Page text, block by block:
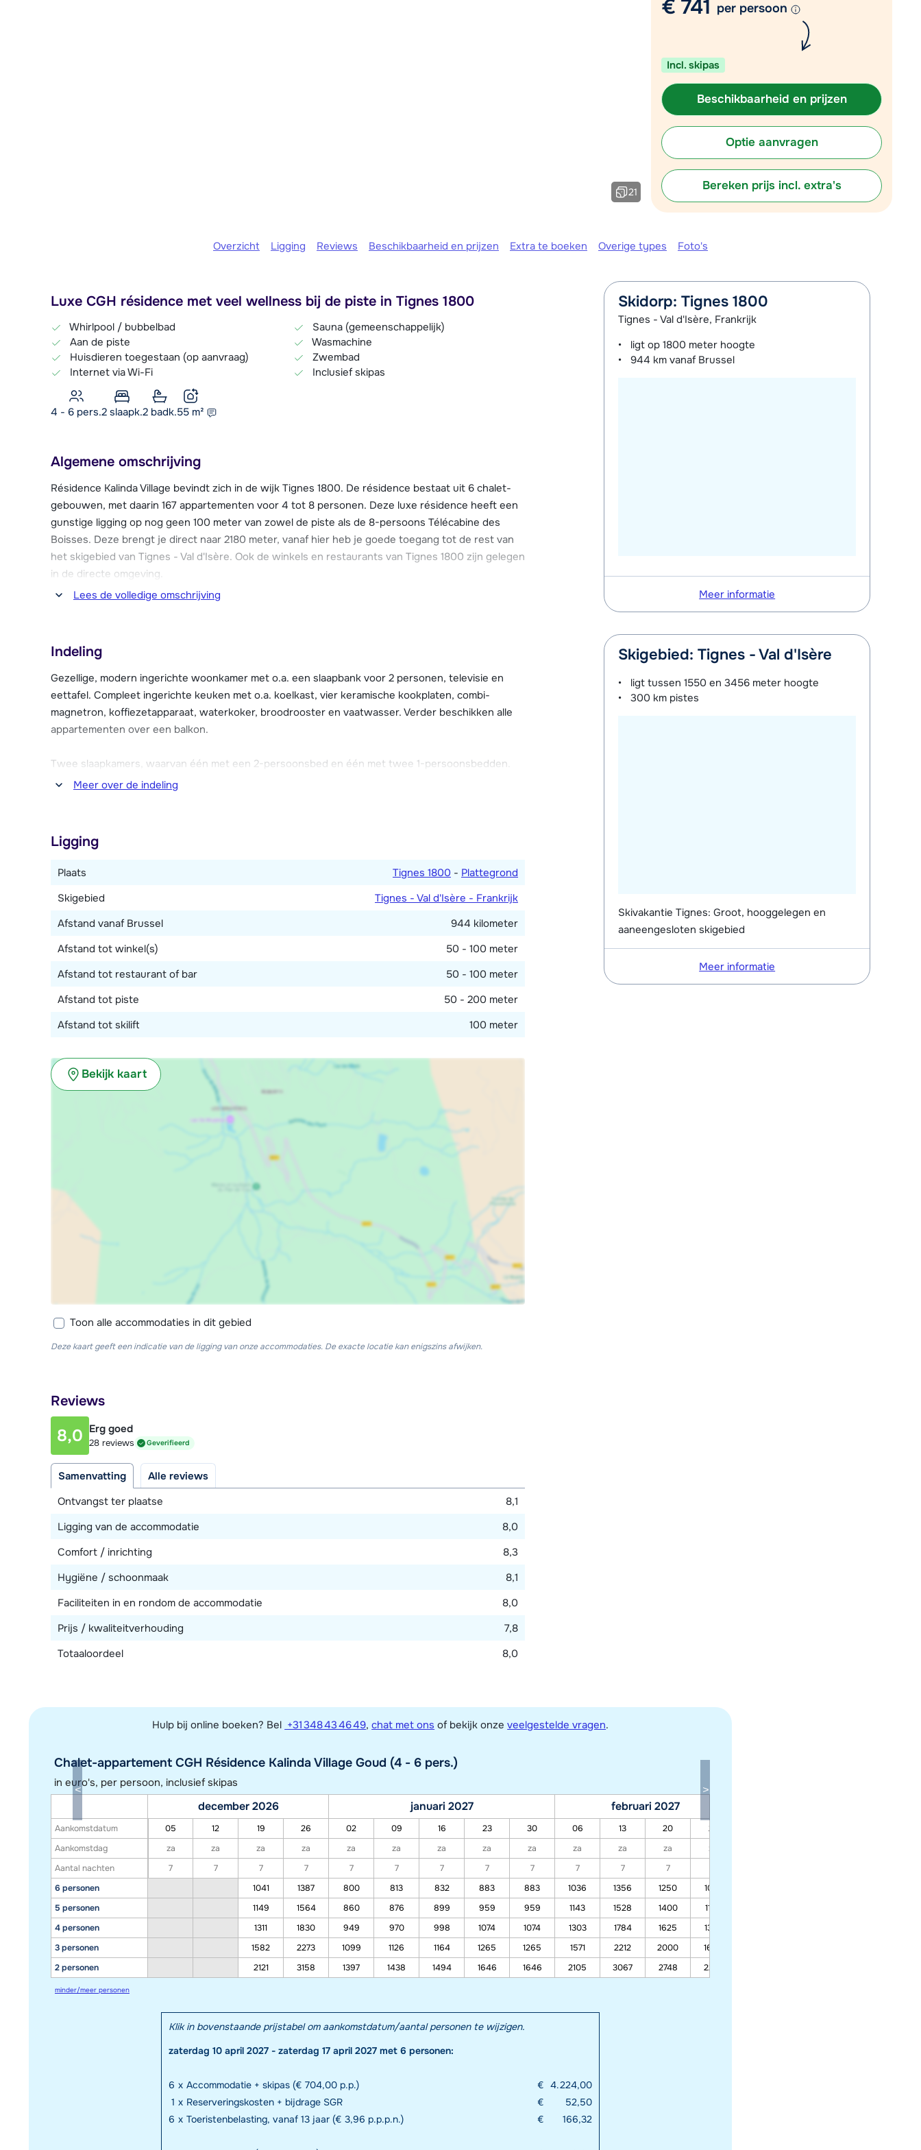
Plan een terugbelverzoek
Chat met wintersportspecialist
Bel ons via 03 3037838
21
€ 741 per persoon
Incl. skipas
Beschikbaarheid en prijzen
Optie aanvragen
Bereken prijs incl. extra's
Overzicht Ligging Reviews Beschikbaarheid en prijzen Extra te boeken Overige types Foto's
Luxe CGH résidence met veel wellness bij de piste in Tignes 1800
Whirlpool / bubbelbad
Aan de piste
Huisdieren toegestaan (op aanvraag)
Internet via Wi-Fi
Sauna (gemeenschappelijk)
Wasmachine
Zwembad
Inclusief skipas
4 - 6 pers.2 slaapk.2 badk.55 m²
Algemene omschrijving
Résidence Kalinda Village bevindt zich in de wijk Tignes 1800. De résidence bestaat uit 6 chalet-
gebouwen, met daarin 167 appartementen voor 4 tot 8 personen. Deze luxe résidence heeft een
gunstige ligging op nog geen 100 meter van zowel de piste als de 8-persoons Télécabine des
Boisses. Deze brengt je direct naar 2180 meter, vanaf hier heb je goede toegang tot de rest van
het skigebied van Tignes - Val d'Isère. Ook de winkels en restaurants van Tignes 1800 zijn gelegen
in de directe omgeving.
lichaamsbehandelingen.
Tevens is in alle appartementen internet aanwezig (één code per appartement) en er is een
parkeergarage (tegen betaling). Broodjes zijn verkrijgbaar in de supermarkt die in één van de
gebouwen zit en elk appartement heeft zijn eigen skiberging met skischoenverwarmer.
Lees de volledige omschrijving
Indeling
Gezellige, modern ingerichte woonkamer met o.a. een slaapbank voor 2 personen, televisie en
eettafel. Compleet ingerichte keuken met o.a. koelkast, vier keramische kookplaten, combi-
magnetron, koffiezetapparaat, waterkoker, broodrooster en vaatwasser. Verder beschikken alle
appartementen over een balkon.
Twee slaapkamers, waarvan één met een 2-persoonsbed en één met twee 1-persoonsbedden.
Twee badkamers, waarvan één met bad en één met een douche. Toilet.
Meer over de indeling
Ligging
Plaats Tignes 1800 - Plattegrond
Skigebied
Tignes - Val d'Isère - Frankrijk
Afstand vanaf Brussel
944 kilometer
Afstand tot winkel(s)
50 - 100 meter
Afstand tot restaurant of bar
50 - 100 meter
Afstand tot piste
50 - 200 meter
Afstand tot skilift
100 meter
Bekijk kaart
Toon alle accommodaties in dit gebied
Deze kaart geeft een indicatie van de ligging van onze accommodaties. De exacte locatie kan enigszins afwijken.
Reviews
8,0 Erg goed
28 reviews Geverifieerd
Samenvatting
Alle reviews
Ontvangst ter plaatse
8,1
Ligging van de accommodatie
8,0
Comfort / inrichting
8,3
Hygiëne / schoonmaak
8,1
Faciliteiten in en rondom de accommodatie
8,0
Prijs / kwaliteitverhouding
7,8
Totaaloordeel
8,0
Hulp bij online boeken? Bel +31 348 43 46 49,chat met ons of bekijk onzeveelgestelde vragen.
Chalet-appartement CGH Résidence Kalinda Village Goud (4 - 6 pers.)
in euro's, per persoon, inclusief skipas
Aankomstdatum
Aankomstdag
Aantal nachten
6 personen
5 personen
4 personen
3 personen
2 personen
december 2026 januari 2027 februari 2027
05 12 19 26 02 09 16 23 30 06 13 20 27
za
za za za za za za za za za za za za
7
7 7 7 7 7 7 7 7 7 7 7
1041
1387 800 813 832 883 883 1036 1356 1250 1075
1149
1564 860 876 899 959 959 1143 1528 1400 1190
1311
1830 949 970 998 1074 1074 1303 1784 1625 1362
1582
2273 1099 1126 1164 1265 1265 1571 2212 2000 1649
2121
3158 1397 1438 1494 1646 1646 2105 3067 2748 2222
minder/meer personen
Klik in bovenstaande prijstabel om aankomstdatum/aantal personen te wijzigen.
zaterdag 10 april 2027 - zaterdag 17 april 2027 met 6 personen:
6 x Accommodatie + skipas (€ 704,00 p.p.) € 4.224,00
1 x Reserveringskosten + bijdrage SGR €
52,50
6 x Toeristenbelasting, vanaf 13 jaar (€ 3,96 p.p.p.n.) € 166,32
Skidorp: Tignes 1800
Tignes - Val d'Isère, Frankrijk
ligt op1800 meter hoogte
944 km vanaf Brussel
Meer informatie
Skigebied: Tignes - Val d'Isère
ligt tussen1550 en 3456 meter hoogte
300 km pistes
Skivakantie Tignes: Groot, hooggelegen en
aaneengesloten skigebied
Meer informatie